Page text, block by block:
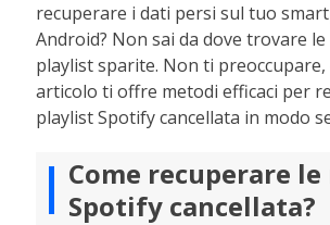
recuperare i dati persi sul tuo
Android? Non sai da dove trovare le
playlist sparite. Non ti
articolo ti offre metodi efficaci per
playlist Spotify cancellata in modo
Come recuperare
Spotify cancellata?